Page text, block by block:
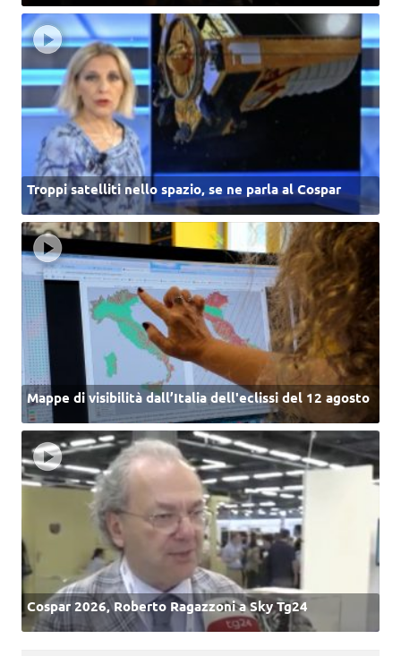
Troppi satelliti nello spazio, se ne parla al Cospar
Mappe di visibilità dall’Italia dell'eclissi del 12 agosto
Cospar 2026, Roberto Ragazzoni a Sky Tg24